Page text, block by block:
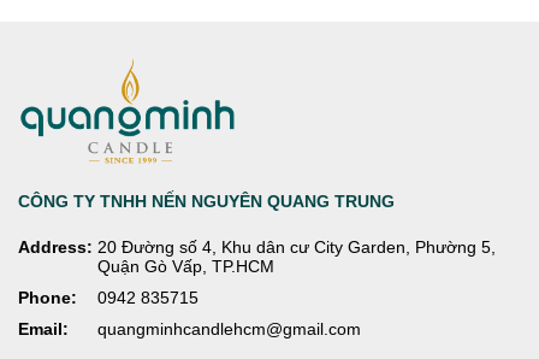
CÔNG TY TNHH NẾN NGUYÊN QUANG TRUNG
Address: 20 Đường số 4, Khu dân cư City Garden, Phường 5,
Quận Gò Vấp, TP.HCM
Phone:
0942 835715
Email:
quangminhcandlehcm@gmail.com